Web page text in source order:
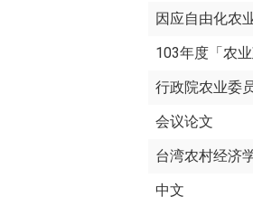
因应自由化农
103年度「农
行政院农业委
会议论文
台湾农村经济
中文